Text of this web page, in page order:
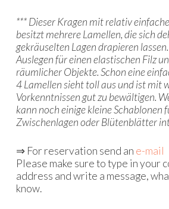
*** Dieser Kragen mit relativ
besitzt mehrere Lamellen, die sich
gekräuselten Lagen drapieren
Auslegen für einen elastischen Filz
räumlicher Objekte. Schon eine
4 Lamellen sieht toll aus und ist mit
Vorkenntnissen gut zu bewältigen.
kann noch einige kleine Schablonen
Zwischenlagen oder Blütenblätter
⇒ For reservation send an e-mail
Please make sure to type in your
address and write a message,
know.